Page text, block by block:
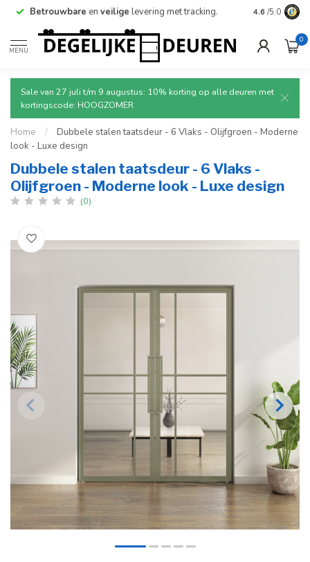
Betrouwbare en veilige levering met tracking. 4.6 /5.0
MENU
0
Sale van 27 juli t/m 9 augustus: 10% korting op alle deuren met
kortingscode: HOOGZOMER
Home /
Dubbele stalen taatsdeur - 6 Vlaks - Olijfgroen - Moderne
look - Luxe design
Dubbele stalen taatsdeur - 6 Vlaks -
Olijfgroen - Moderne look - Luxe design
(0)